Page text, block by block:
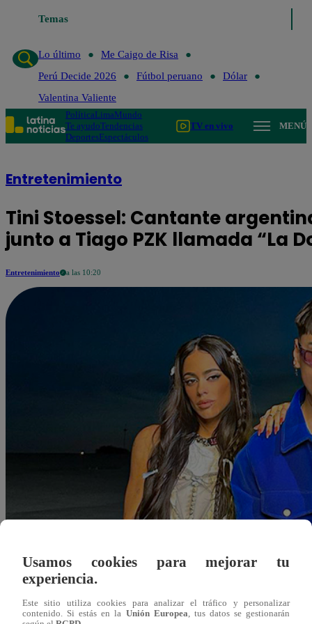
Temas
Me Caigo de Risa
Lo último
Me Caigo de Risa
Perú Decide 2026
Fútbol peruano
Dólar
Valentina Valiente
PolíticaLimaMundo
Te ayudoTendencias
DeportesEspectáculos
TV en vivo MENÚ
Entretenimiento
Tini Stoessel: Cantante
junto a Tiago PZK llamada “La
Entretenimiento a las 10:20
grodriguez@latina.pe
Usamos cookies para mejorar tu
experiencia.
Este sitio utiliza cookies para analizar el tráfico y personalizar
contenido. Si estás en la Unión Europea, tus datos se gestionarán